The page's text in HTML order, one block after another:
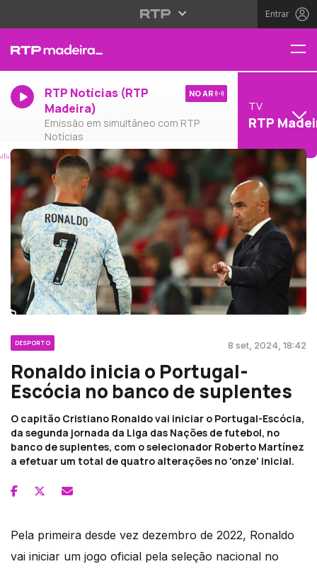
Entrar
RTP Notícias (RTP
Madeira)
Emissão em simultâneo com RTP
Notícias
NO AR
TV
RTP
DESPORTO 8 set, 2024, 18:42
Ronaldo inicia o Portugal-
Escócia no banco de suplentes
O capitão Cristiano Ronaldo vai iniciar o Portugal-Escócia,
da segunda jornada da Liga das Nações de futebol, no
banco de suplentes, com o selecionador Roberto Martínez
a efetuar um total de quatro alterações no 'onze' inicial.
Pela primeira desde vez dezembro de 2022, Ronaldo
vai iniciar um jogo oficial pela seleção nacional no